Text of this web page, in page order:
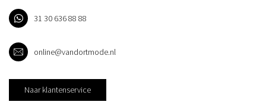
31 30 636 88 88
online@vandortmode.nl
Naar klantenservice